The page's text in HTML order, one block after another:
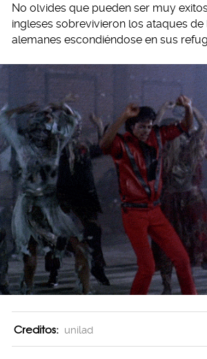
No olvides que pueden ser muy
ingleses sobrevivieron los ataques
alemanes escondiéndose en sus
Creditos: unilad